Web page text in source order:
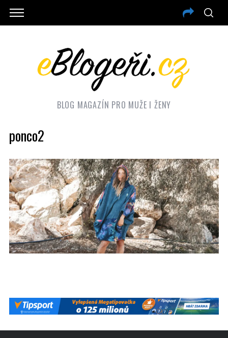
BLOG MAGAZÍN PRO MUŽE I ŽENY
ponco2